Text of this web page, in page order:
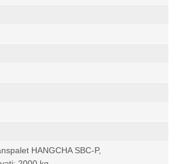
HANGCHA SBC-P,